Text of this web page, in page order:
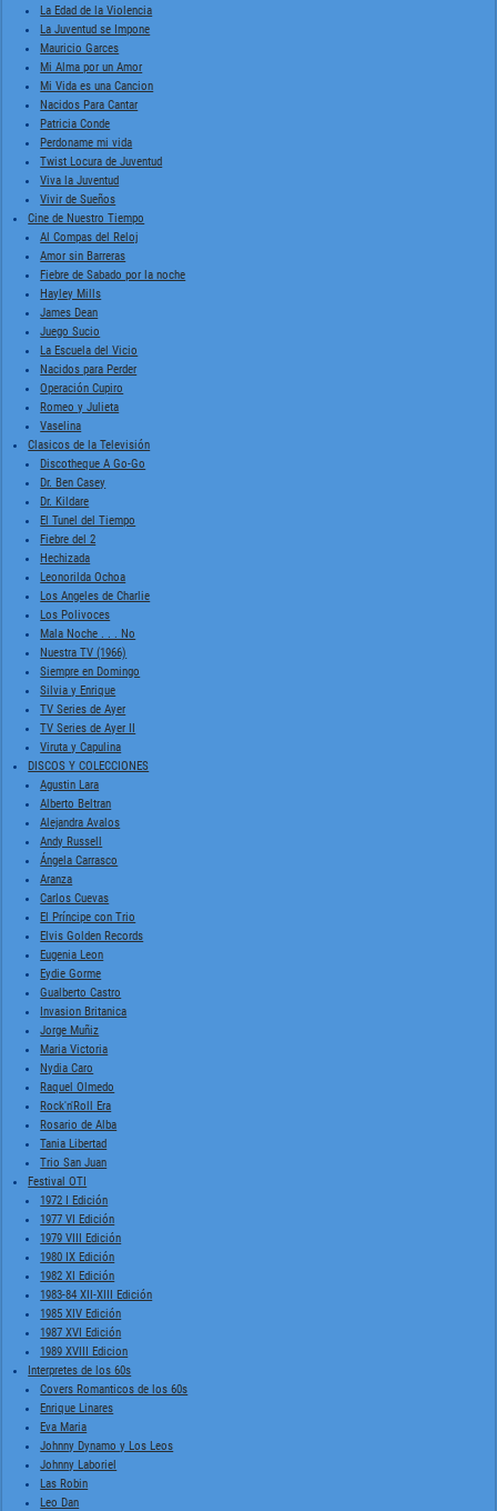
La Edad de la Violencia
La Juventud se Impone
Mauricio Garces
Mi Alma por un Amor
Mi Vida es una Cancion
Nacidos Para Cantar
Patricia Conde
Perdoname mi vida
Twist Locura de Juventud
Viva la Juventud
Vivir de Sueños
Cine de Nuestro Tiempo
Al Compas del Reloj
Amor sin Barreras
Fiebre de Sabado por la noche
Hayley Mills
James Dean
Juego Sucio
La Escuela del Vicio
Nacidos para Perder
Operación Cupiro
Romeo y Julieta
Vaselina
Clasicos de la Televisión
Discotheque A Go-Go
Dr. Ben Casey
Dr. Kildare
El Tunel del Tiempo
Fiebre del 2
Hechizada
Leonorilda Ochoa
Los Angeles de Charlie
Los Polivoces
Mala Noche . . . No
Nuestra TV (1966)
Siempre en Domingo
Silvia y Enrique
TV Series de Ayer
TV Series de Ayer II
Viruta y Capulina
DISCOS Y COLECCIONES
Agustin Lara
Alberto Beltran
Alejandra Avalos
Andy Russell
Ángela Carrasco
Aranza
Carlos Cuevas
El Príncipe con Trio
Elvis Golden Records
Eugenia Leon
Eydie Gorme
Gualberto Castro
Invasion Britanica
Jorge Muñiz
Maria Victoria
Nydia Caro
Raquel Olmedo
Rock'n'Roll Era
Rosario de Alba
Tania Libertad
Trio San Juan
Festival OTI
1972 I Edición
1977 VI Edición
1979 VIII Edición
1980 IX Edición
1982 XI Edición
1983-84 XII-XIII Edición
1985 XIV Edición
1987 XVI Edición
1989 XVIII Edicion
Interpretes de los 60s
Covers Romanticos de los 60s
Enrique Linares
Eva Maria
Johnny Dynamo y Los Leos
Johnny Laboriel
Las Robin
Leo Dan